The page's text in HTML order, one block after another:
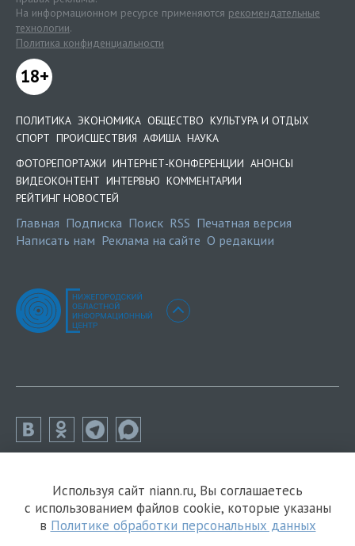
На информационном ресурсе применяются рекомендательные
технологии.
Политика конфиденциальности
18+
ПОЛИТИКА ЭКОНОМИКА ОБЩЕСТВО КУЛЬТУРА И ОТДЫХ
СПОРТ ПРОИСШЕСТВИЯ АФИША НАУКА
ФОТОРЕПОРТАЖИ ИНТЕРНЕТ-КОНФЕРЕНЦИИ АНОНСЫ
ВИДЕОКОНТЕНТ ИНТЕРВЬЮ КОММЕНТАРИИ
РЕЙТИНГ НОВОСТЕЙ
Главная Подписка Поиск RSS Печатная версия
Написать нам Реклама на сайте О редакции
Используя сайт niann.ru, Вы соглашаетесь
с использованием файлов cookie, которые указаны
в Политике обработки персональных данных